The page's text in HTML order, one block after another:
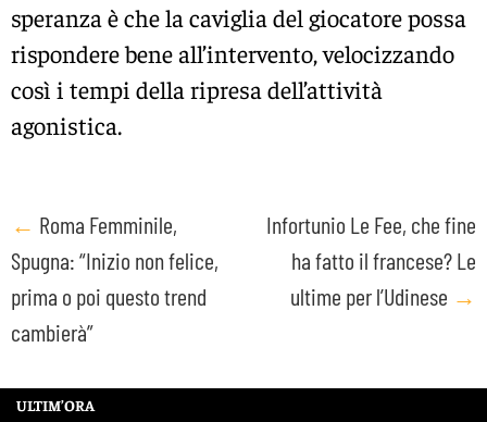
speranza è che la caviglia del giocatore possa
rispondere bene all’intervento, velocizzando
così i tempi della ripresa dell’attività
agonistica.
Post
navigation
← Roma Femminile,
Spugna: “Inizio non felice,
prima o poi questo trend
cambierà”
Infortunio Le Fee, che fine
ha fatto il francese? Le
ultime per l’Udinese →
ULTIM’ORA